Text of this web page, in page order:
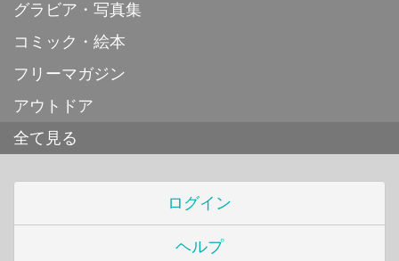
グラビア・写真集
コミック・絵本
フリーマガジン
アウトドア
全て見る
ログイン
ヘルプ